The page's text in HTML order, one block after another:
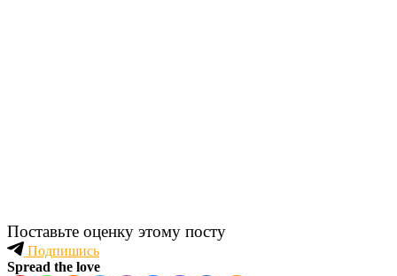
Поставьте оценку этому посту
Подпишись
Spread the love